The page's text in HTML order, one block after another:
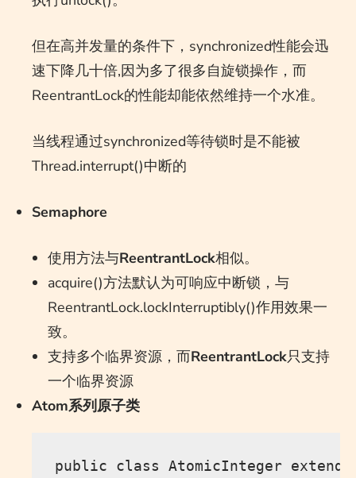
但在高并发量的条件下，synchronized性能会迅
速下降几十倍,因为多了很多自旋锁操作，而
ReentrantLock的性能却能依然维持一个水准。
当线程通过synchronized等待锁时是不能被
Thread.interrupt()中断的
Semaphore
使用方法与ReentrantLock相似。
acquire()方法默认为可响应中断锁，与
ReentrantLock.lockInterruptibly()作用效果一
致。
支持多个临界资源，而ReentrantLock只支持
一个临界资源
Atom系列原子类
public class AtomicInteger